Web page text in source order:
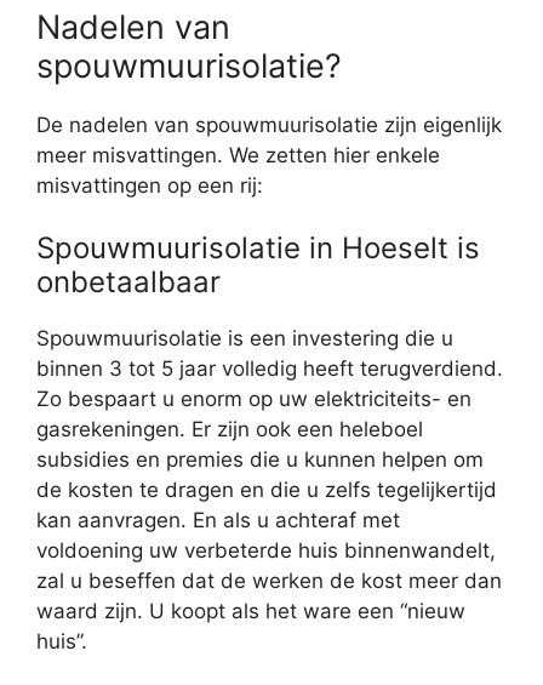
Nadelen van
spouwmuurisolatie?
De nadelen van spouwmuurisolatie zijn eigenlijk
meer misvattingen. We zetten hier enkele
misvattingen op een rij:
Spouwmuurisolatie in Hoeselt is
onbetaalbaar
Spouwmuurisolatie is een investering die u
binnen 3 tot 5 jaar volledig heeft terugverdiend.
Zo bespaart u enorm op uw elektriciteits- en
gasrekeningen. Er zijn ook een heleboel
subsidies en premies die u kunnen helpen om
de kosten te dragen en die u zelfs tegelijkertijd
kan aanvragen. En als u achteraf met
voldoening uw verbeterde huis binnenwandelt,
zal u beseffen dat de werken de kost meer dan
waard zijn. U koopt als het ware een “nieuw
huis”.